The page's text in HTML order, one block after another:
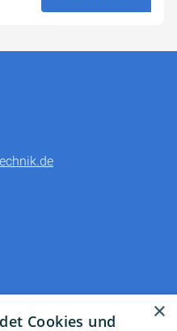
×
Cookies und